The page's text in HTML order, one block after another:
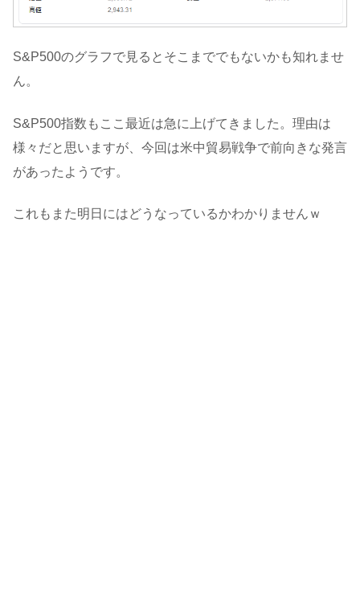
S&P500のグラフで見るとそこまででもないかも知れませ
ん。
S&P500指数もここ最近は急に上げてきました。理由は
様々だと思いますが、今回は米中貿易戦争で前向きな発言
があったようです。
これもまた明日にはどうなっているかわかりませんｗ